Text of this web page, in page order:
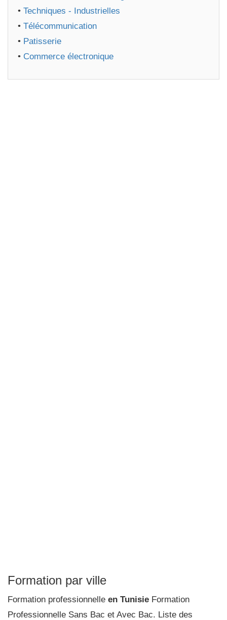
• Techniques - Industrielles
• Télécommunication
• Patisserie
• Commerce électronique
Formation par ville
Formation professionnelle en Tunisie Formation
Professionnelle Sans Bac et Avec Bac. Liste des